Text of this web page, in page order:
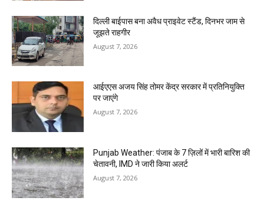
दिल्ली बाईपास बना अवैध प्राइवेट स्टैंड, दिनभर जाम से
जूझते राहगीर
August 7, 2026
आईएएस अजय सिंह तोमर केंद्र सरकार में प्रतिनियुक्ति
पर जाएंगे
August 7, 2026
Punjab Weather: पंजाब के 7 ज़िलों में भारी बारिश की
चेतावनी, IMD ने जारी किया अलर्ट
August 7, 2026